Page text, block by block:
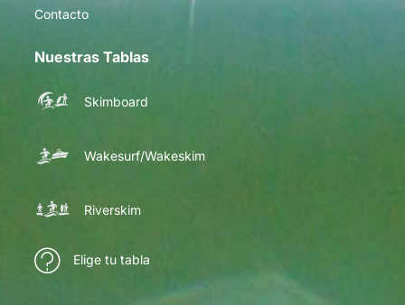
Contacto
Nuestras Tablas
Skimboard
Wakesurf/Wakeskim
Riverskim
Elige tu tabla